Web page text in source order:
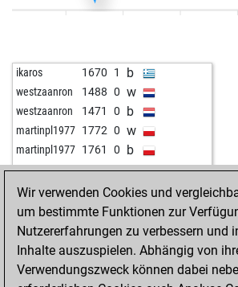
ikaros 1670 1 b
westzaanron 1488 0 w
westzaanron 1471 0 b
martinpl1977 1772 0 w
martinpl1977 1761 0 b
georgcantor 1607 0 w
Wir verwenden Cookies und
um bestimmte Funktionen zur
Nutzererfahrungen zu verbessern und
Inhalte auszuspielen. Abhängig von
Verwendungszweck können dabei